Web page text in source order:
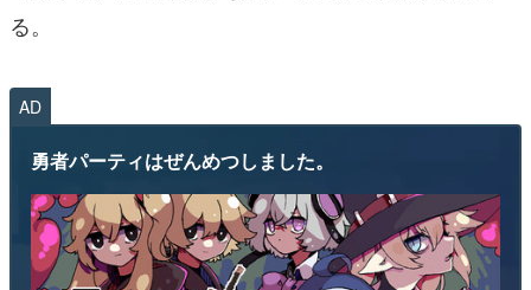
る。
AD
勇者パーティはぜんめつしました。